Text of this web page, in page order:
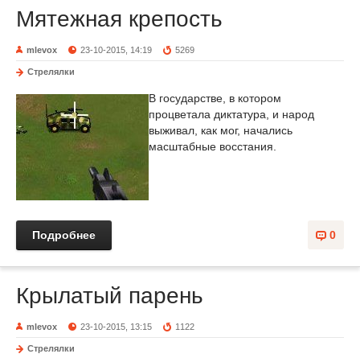
Мятежная крепость
mlevox 23-10-2015, 14:19 5269
Стрелялки
В государстве, в котором
процветала диктатура, и народ
выживал, как мог, начались
масштабные восстания.
0
Подробнее
Крылатый парень
mlevox 23-10-2015, 13:15 1122
Стрелялки